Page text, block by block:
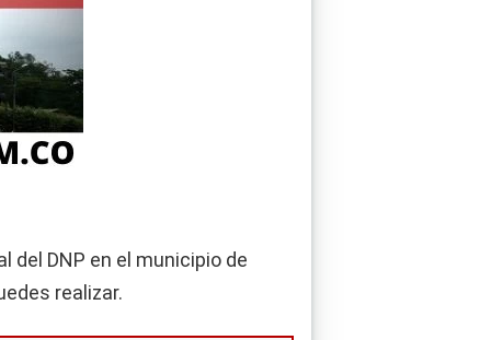
DNP en el municipio de
realizar.